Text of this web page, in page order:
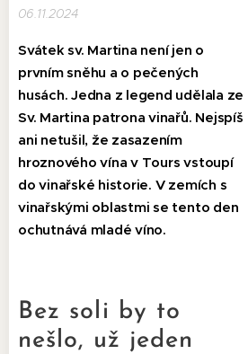
06.11.2024
Svátek sv. Martina není jen o
prvním sněhu a o pečených
husách. Jedna z legend udělala ze
Sv. Martina patrona vinařů. Nejspíš
ani netušil, že zasazením
hroznového vína v Tours vstoupí
do vinařské historie. V zemích s
vinařskými oblastmi se tento den
ochutnává mladé víno.
Bez soli by to
nešlo, už jeden